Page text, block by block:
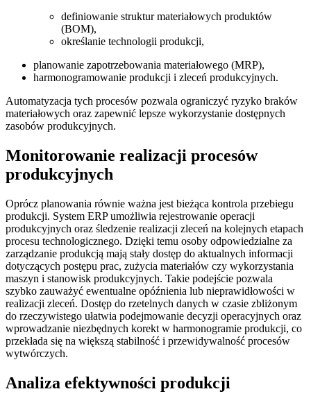
definiowanie struktur materiałowych produktów
(BOM),
określanie technologii produkcji,
planowanie zapotrzebowania materiałowego (MRP),
harmonogramowanie produkcji i zleceń produkcyjnych.
Automatyzacja tych procesów pozwala ograniczyć ryzyko braków
materiałowych oraz zapewnić lepsze wykorzystanie dostępnych
zasobów produkcyjnych.
Monitorowanie realizacji procesów
produkcyjnych
Oprócz planowania równie ważna jest bieżąca kontrola przebiegu
produkcji. System ERP umożliwia rejestrowanie operacji
produkcyjnych oraz śledzenie realizacji zleceń na kolejnych etapach
procesu technologicznego. Dzięki temu osoby odpowiedzialne za
zarządzanie produkcją mają stały dostęp do aktualnych informacji
dotyczących postępu prac, zużycia materiałów czy wykorzystania
maszyn i stanowisk produkcyjnych. Takie podejście pozwala
szybko zauważyć ewentualne opóźnienia lub nieprawidłowości w
realizacji zleceń. Dostęp do rzetelnych danych w czasie zbliżonym
do rzeczywistego ułatwia podejmowanie decyzji operacyjnych oraz
wprowadzanie niezbędnych korekt w harmonogramie produkcji, co
przekłada się na większą stabilność i przewidywalność procesów
wytwórczych.
Analiza efektywności produkcji